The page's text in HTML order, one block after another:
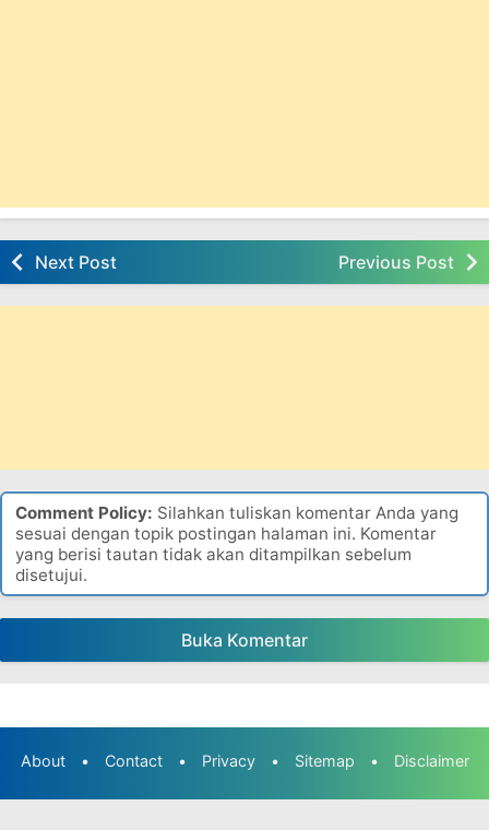
Next Post Previous Post
Comment Policy: Silahkan tuliskan komentar Anda yang
sesuai dengan topik postingan halaman ini. Komentar
yang berisi tautan tidak akan ditampilkan sebelum
disetujui.
Buka Komentar
About • Contact • Privacy • Sitemap • Disclaimer